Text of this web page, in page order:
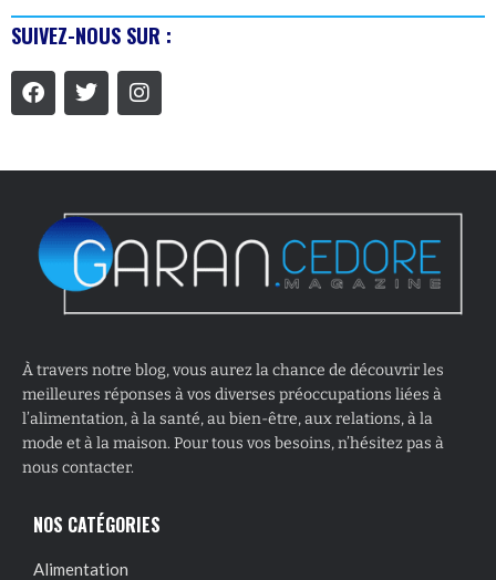
SUIVEZ-NOUS SUR :
À travers notre blog, vous aurez la chance de découvrir les
meilleures réponses à vos diverses préoccupations liées à
l’alimentation, à la santé, au bien-être, aux relations, à la
mode et à la maison. Pour tous vos besoins, n’hésitez pas à
nous contacter.
NOS CATÉGORIES
Alimentation